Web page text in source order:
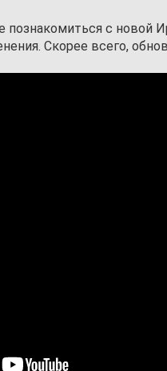
с новой
Скорее всего,